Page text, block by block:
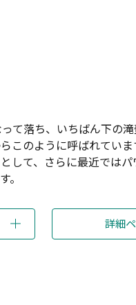
て落ち、いちばん下の
このように呼ばれていま
して、さらに最近ではパ
。
詳細